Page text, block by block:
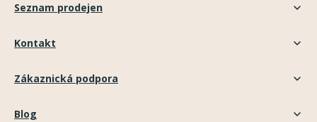
Seznam prodejen
Kontakt
Zákaznická podpora
Blog